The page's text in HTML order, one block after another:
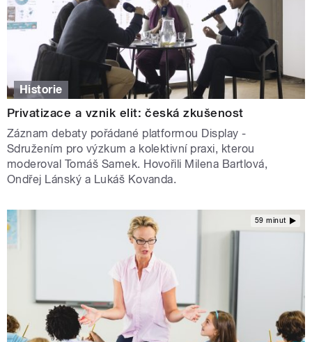
Historie
Privatizace a vznik elit: česká zkušenost
Záznam debaty pořádané platformou Display -
Sdružením pro výzkum a kolektivní praxi, kterou
moderoval Tomáš Samek. Hovořili Milena Bartlová,
Ondřej Lánský a Lukáš Kovanda.
59 minut